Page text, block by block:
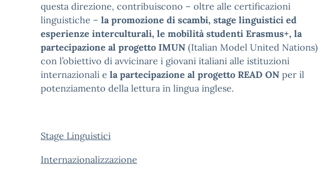
questa direzione, contribuiscono – oltre alle certificazioni
linguistiche – la promozione di scambi, stage linguistici ed
esperienze interculturali, le mobilità studenti Erasmus+, la
partecipazione al progetto IMUN (Italian Model United Nations)
con l’obiettivo di avvicinare i giovani italiani alle istituzioni
internazionali e la partecipazione al progetto READ ON per il
potenziamento della lettura in lingua inglese.
Stage Linguistici
Internazionalizzazione